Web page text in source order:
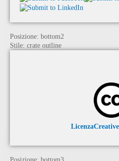
Posizione: bottom2
Stile: crate outline